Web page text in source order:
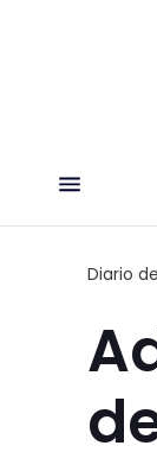
Diario